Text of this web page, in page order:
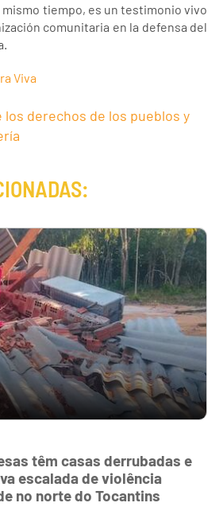
mismo tiempo, es un testimonio vivo
comunitaria en la defensa del
Viva
los derechos de los pueblos y
têm casas derrubadas e
escalada de violência
no norte do Tocantins